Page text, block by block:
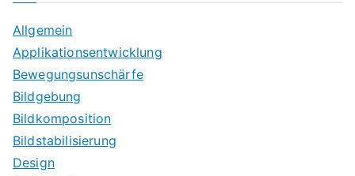
Allgemein
Applikationsentwicklung
Bewegungsunschärfe
Bildgebung
Bildkomposition
Bildstabilisierung
Design